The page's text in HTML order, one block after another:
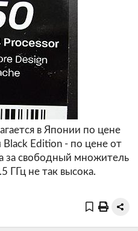
в Японии по цене
Edition - по цене от
за свободный множитель
ГГц не так высока.